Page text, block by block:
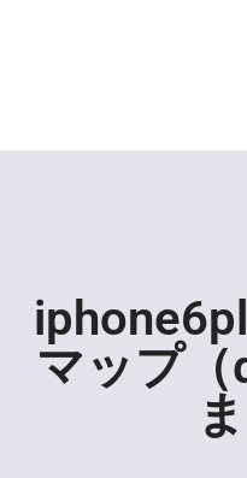
マップ（